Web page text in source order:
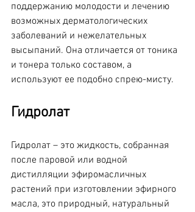
поддержанию молодости и лечению
возможных дерматологических
заболеваний и нежелательных
высыпаний. Она отличается от тоника
и тонера только составом, а
используют ее подобно спрею-мисту.
Гидролат
Гидролат – это жидкость, собранная
после паровой или водной
дистилляции эфиромасличных
растений при изготовлении эфирного
масла, это природный, натуральный